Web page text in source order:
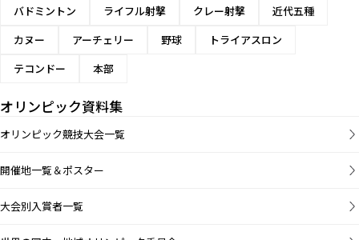
バドミントン
ライフル射撃 クレー射撃
近代五種
カヌー
アーチェリー 野球
トライアスロン
テコンドー
本部
オリンピック資料集
オリンピック競技大会一覧
開催地一覧＆ポスター
大会別入賞者一覧